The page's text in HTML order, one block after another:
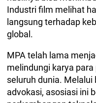
Industri film melihat
langsung terhadap
global.
MPA telah lama
melindungi karya
seluruh dunia.
advokasi, asosiasi ini